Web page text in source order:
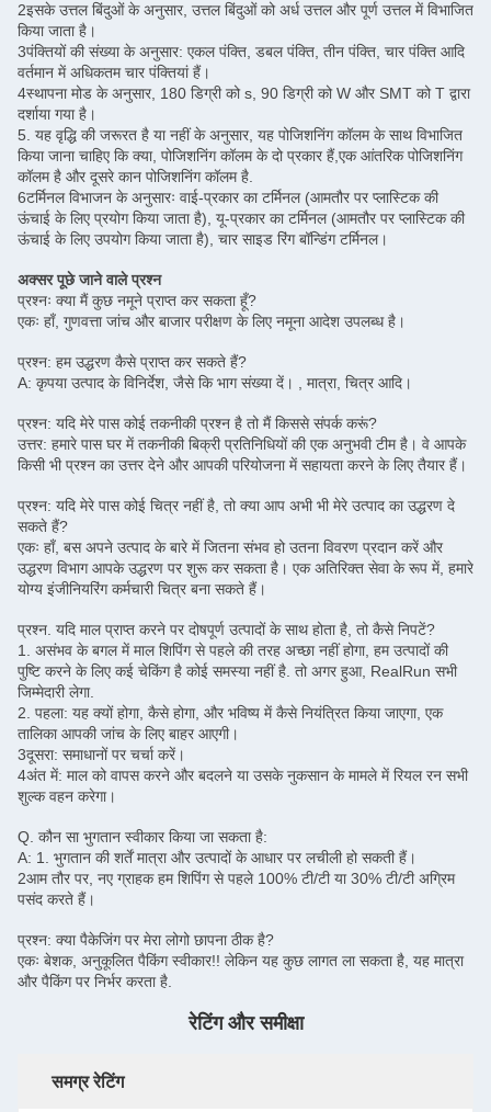
2इसके उत्तल बिंदुओं के अनुसार, उत्तल बिंदुओं को अर्ध उत्तल और पूर्ण उत्तल में विभाजित
किया जाता है।
3पंक्तियों की संख्या के अनुसार: एकल पंक्ति, डबल पंक्ति, तीन पंक्ति, चार पंक्ति आदि
वर्तमान में अधिकतम चार पंक्तियां हैं।
4स्थापना मोड के अनुसार, 180 डिग्री को s, 90 डिग्री को W और SMT को T द्वारा
दर्शाया गया है।
5. यह वृद्धि की जरूरत है या नहीं के अनुसार, यह पोजिशनिंग कॉलम के साथ विभाजित
किया जाना चाहिए कि क्या, पोजिशनिंग कॉलम के दो प्रकार हैं,एक आंतरिक पोजिशनिंग
कॉलम है और दूसरे कान पोजिशनिंग कॉलम है.
6टर्मिनल विभाजन के अनुसारः वाई-प्रकार का टर्मिनल (आमतौर पर प्लास्टिक की
ऊंचाई के लिए प्रयोग किया जाता है), यू-प्रकार का टर्मिनल (आमतौर पर प्लास्टिक की
ऊंचाई के लिए उपयोग किया जाता है), चार साइड रिंग बॉन्डिंग टर्मिनल।
अक्सर पूछे जाने वाले प्रश्न
प्रश्नः क्या मैं कुछ नमूने प्राप्त कर सकता हूँ?
एकः हाँ, गुणवत्ता जांच और बाजार परीक्षण के लिए नमूना आदेश उपलब्ध है।
प्रश्न: हम उद्धरण कैसे प्राप्त कर सकते हैं?
A: कृपया उत्पाद के विनिर्देश, जैसे कि भाग संख्या दें। , मात्रा, चित्र आदि।
प्रश्न: यदि मेरे पास कोई तकनीकी प्रश्न है तो मैं किससे संपर्क करूं?
उत्तर: हमारे पास घर में तकनीकी बिक्री प्रतिनिधियों की एक अनुभवी टीम है। वे आपके
किसी भी प्रश्न का उत्तर देने और आपकी परियोजना में सहायता करने के लिए तैयार हैं।
प्रश्न: यदि मेरे पास कोई चित्र नहीं है, तो क्या आप अभी भी मेरे उत्पाद का उद्धरण दे
सकते हैं?
एकः हाँ, बस अपने उत्पाद के बारे में जितना संभव हो उतना विवरण प्रदान करें और
उद्धरण विभाग आपके उद्धरण पर शुरू कर सकता है। एक अतिरिक्त सेवा के रूप में, हमारे
योग्य इंजीनियरिंग कर्मचारी चित्र बना सकते हैं।
प्रश्न. यदि माल प्राप्त करने पर दोषपूर्ण उत्पादों के साथ होता है, तो कैसे निपटें?
1. असंभव के बगल में माल शिपिंग से पहले की तरह अच्छा नहीं होगा, हम उत्पादों की
पुष्टि करने के लिए कई चेकिंग है कोई समस्या नहीं है. तो अगर हुआ, RealRun सभी
जिम्मेदारी लेगा.
2. पहला: यह क्यों होगा, कैसे होगा, और भविष्य में कैसे नियंत्रित किया जाएगा, एक
तालिका आपकी जांच के लिए बाहर आएगी।
3दूसरा: समाधानों पर चर्चा करें।
4अंत में: माल को वापस करने और बदलने या उसके नुकसान के मामले में रियल रन सभी
शुल्क वहन करेगा।
Q. कौन सा भुगतान स्वीकार किया जा सकता है:
A: 1. भुगतान की शर्तें मात्रा और उत्पादों के आधार पर लचीली हो सकती हैं।
2आम तौर पर, नए ग्राहक हम शिपिंग से पहले 100% टी/टी या 30% टी/टी अग्रिम
पसंद करते हैं।
प्रश्न: क्या पैकेजिंग पर मेरा लोगो छापना ठीक है?
एकः बेशक, अनुकूलित पैकिंग स्वीकार!! लेकिन यह कुछ लागत ला सकता है, यह मात्रा
और पैकिंग पर निर्भर करता है.
रेटिंग और समीक्षा
समग्र रेटिंग